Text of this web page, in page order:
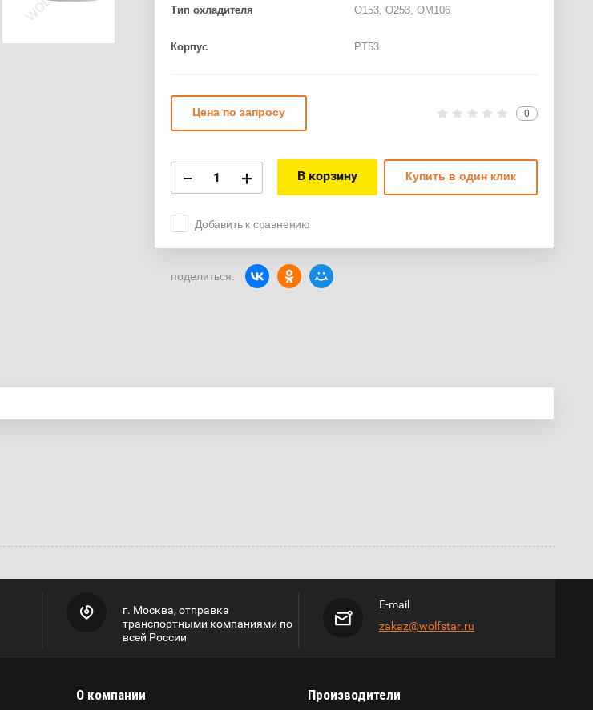
Тип охладителя О153, О253, ОМ106
Корпус PT53
Цена по запросу 0
− + В корзину Купить в один клик
Добавить к сравнению
поделиться:
г. Москва, отправка
транспортными компаниями по
всей России
E-mail
zakaz@wolfstar.ru
О компании Производители